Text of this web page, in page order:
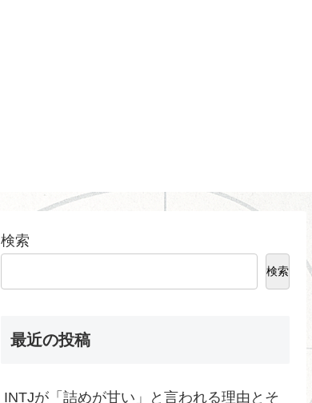
検索
検索
最近の投稿
INTJが「詰めが甘い」と言われる理由とそ